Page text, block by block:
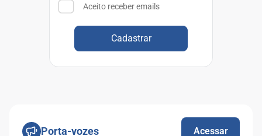
Aceito receber emails
Cadastrar
Porta-vozes Acessar